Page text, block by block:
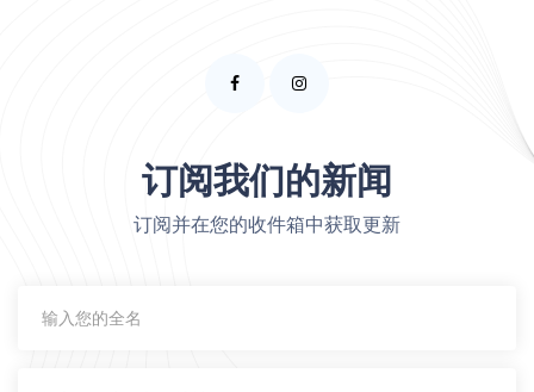
订阅我们的新闻
订阅并在您的收件箱中获取更新